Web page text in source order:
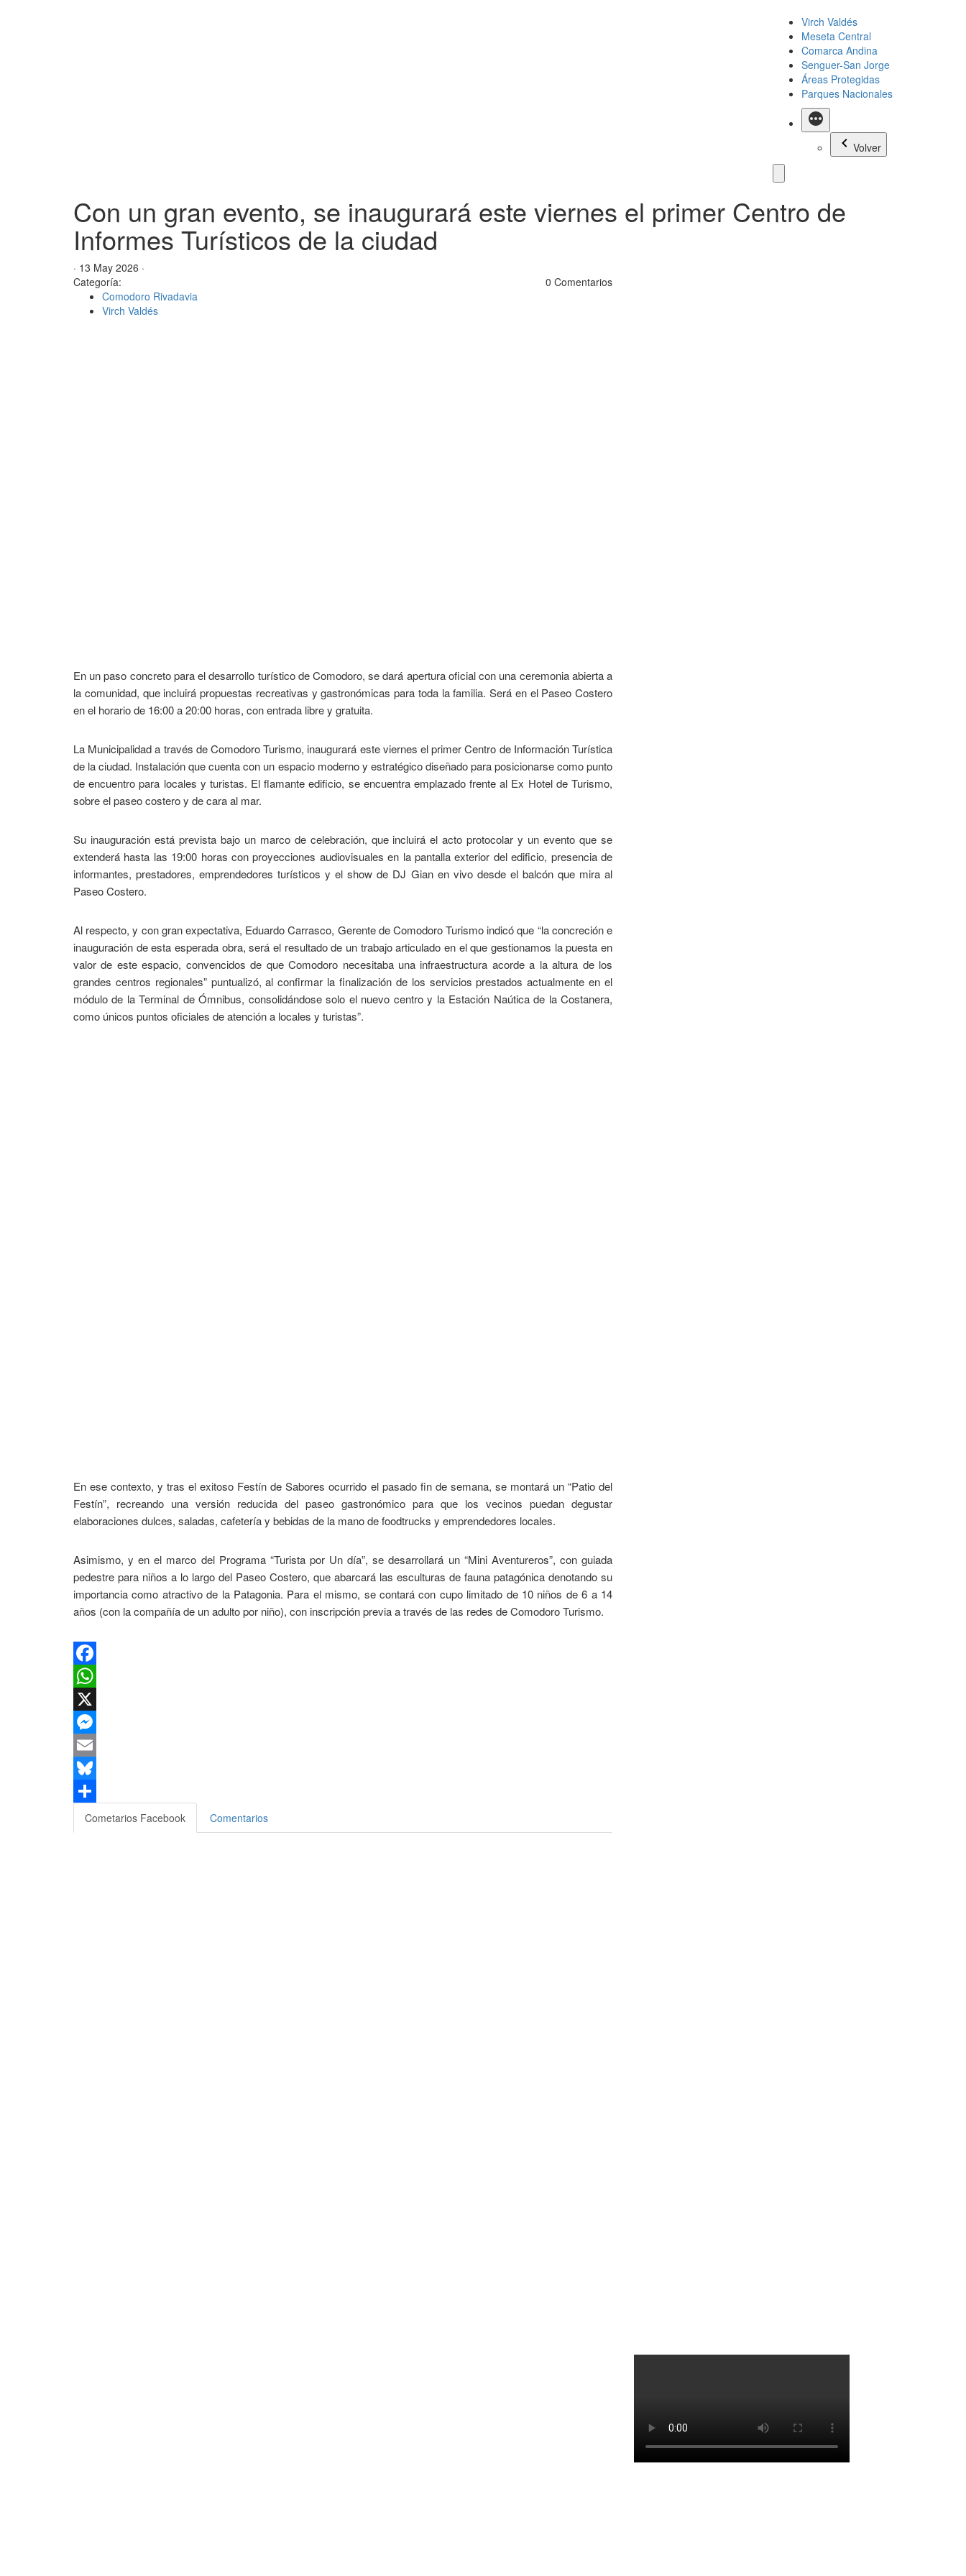
Virch Valdés
Meseta Central
Comarca Andina
Senguer-San Jorge
Áreas Protegidas
Parques Nacionales
Más
Volver
Con un gran evento, se inaugurará este viernes el primer Centro de
Informes Turísticos de la ciudad
· 13 May 2026 ·
Categoría:
Comodoro Rivadavia
Virch Valdés
0 Comentarios
En un paso concreto para el desarrollo turístico de Comodoro, se dará apertura oficial con una ceremonia abierta a
la comunidad, que incluirá propuestas recreativas y gastronómicas para toda la familia. Será en el Paseo Costero
en el horario de 16:00 a 20:00 horas, con entrada libre y gratuita.
La Municipalidad a través de Comodoro Turismo, inaugurará este viernes el primer Centro de Información Turística
de la ciudad. Instalación que cuenta con un espacio moderno y estratégico diseñado para posicionarse como punto
de encuentro para locales y turistas. El flamante edificio, se encuentra emplazado frente al Ex Hotel de Turismo,
sobre el paseo costero y de cara al mar.
Su inauguración está prevista bajo un marco de celebración, que incluirá el acto protocolar y un evento que se
extenderá hasta las 19:00 horas con proyecciones audiovisuales en la pantalla exterior del edificio, presencia de
informantes, prestadores, emprendedores turísticos y el show de DJ Gian en vivo desde el balcón que mira al
Paseo Costero.
Al respecto, y con gran expectativa, Eduardo Carrasco, Gerente de Comodoro Turismo indicó que “la concreción e
inauguración de esta esperada obra, será el resultado de un trabajo articulado en el que gestionamos la puesta en
valor de este espacio, convencidos de que Comodoro necesitaba una infraestructura acorde a la altura de los
grandes centros regionales” puntualizó, al confirmar la finalización de los servicios prestados actualmente en el
módulo de la Terminal de Ómnibus, consolidándose solo el nuevo centro y la Estación Naútica de la Costanera,
como únicos puntos oficiales de atención a locales y turistas”.
En ese contexto, y tras el exitoso Festín de Sabores ocurrido el pasado fin de semana, se montará un “Patio del
Festín”, recreando una versión reducida del paseo gastronómico para que los vecinos puedan degustar
elaboraciones dulces, saladas, cafetería y bebidas de la mano de foodtrucks y emprendedores locales.
Asimismo, y en el marco del Programa “Turista por Un día”, se desarrollará un “Mini Aventureros”, con guiada
pedestre para niños a lo largo del Paseo Costero, que abarcará las esculturas de fauna patagónica denotando su
importancia como atractivo de la Patagonia. Para el mismo, se contará con cupo limitado de 10 niños de 6 a 14
años (con la compañía de un adulto por niño), con inscripción previa a través de las redes de Comodoro Turismo.
Facebook
WhatsApp
X
Messenger
Email
Bluesky
Compartir
Cometarios Facebook Comentarios